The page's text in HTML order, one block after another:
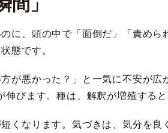
に、頭の中で「面倒だ」「責めら
態です。
が悪かった？」と一気に不安が広
びます。種は、解釈が増殖すると
くなります。気づきは、気分を良